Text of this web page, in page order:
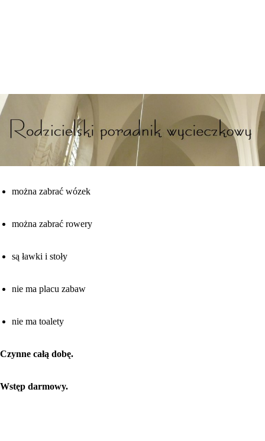
można zabrać wózek
można zabrać rowery
są ławki i stoły
nie ma placu zabaw
nie ma toalety
Czynne całą dobę.
Wstęp darmowy.